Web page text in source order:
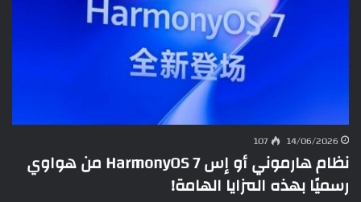
14/06/2026
107
نظام هارموني أو إس HarmonyOS 7 من هواوي
رسميًا بهذه المزايا الهامة!